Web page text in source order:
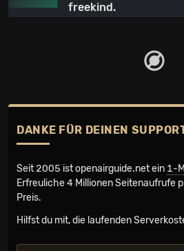
freekind.
DANKE FÜR DEINEN
Seit 2005 ist openairguide.net ein 1-
Erfreuliche 4 Millionen Seiten­aufrufe
Preis.
Hilfst du mit, die laufenden